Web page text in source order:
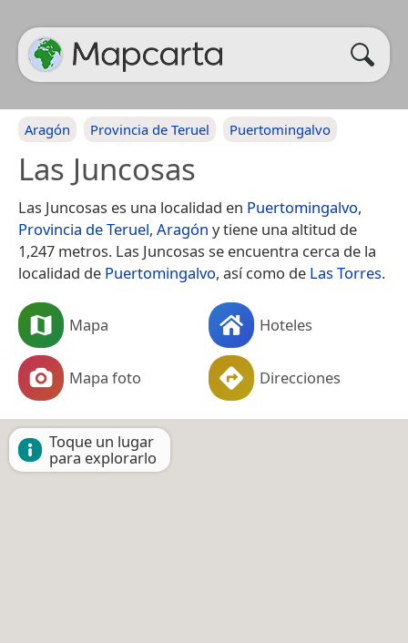
Aragón Provincia de Teruel Puertomingalvo
Las Juncosas
Las Juncosas es una localidad en Puertomingalvo,
Provincia de Teruel, Aragón y tiene una altitud de
1,247 metros. Las Juncosas se encuentra cerca de la
localidad de Puertomingalvo, así como de Las Torres.
Mapa Hoteles
Mapa foto Direcciones
Toque un lugar
para explorarlo